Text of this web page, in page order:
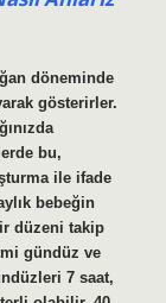
döneminde
gösterirler.
bu,
ile ifade
bebeğin
düzeni takip
gündüz ve
7 saat,